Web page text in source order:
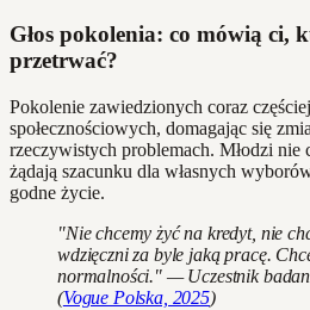
Głos pokolenia: co mówią ci,
przetrwać?
Pokolenie zawiedzionych coraz
społecznościowych, domagając się
rzeczywistych problemach. Młodzi
żądają szacunku dla własnych
godne życie.
"Nie chcemy żyć na kredyt, nie
wdzięczni za byle jaką pracę.
normalności." — Uczestnik
(Vogue Polska, 2025)